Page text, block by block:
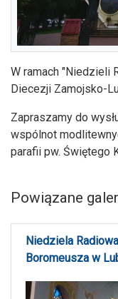
W ramach "Niedzieli
Diecezji Zamojsko-
Zapraszamy do
wspólnot
parafii pw. Świętego
Powiązane
Niedziela
Boromeusza w